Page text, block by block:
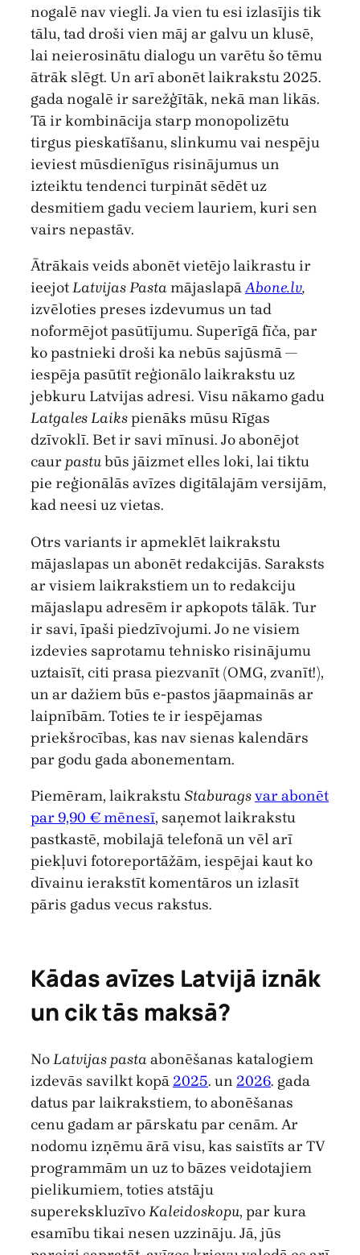
nogalē nav viegli. Ja vien tu esi izlasījis tik
tālu, tad droši vien māj ar galvu un klusē,
lai neierosinātu dialogu un varētu šo tēmu
ātrāk slēgt. Un arī abonēt laikrakstu 2025.
gada nogalē ir sarežģītāk, nekā man likās.
Tā ir kombinācija starp monopolizētu
tirgus pieskatīšanu, slinkumu vai nespēju
ieviest mūsdienīgus risinājumus un
izteiktu tendenci turpināt sēdēt uz
desmitiem gadu veciem lauriem, kuri sen
vairs nepastāv.
Ātrākais veids abonēt vietējo laikrastu ir
ieejotLatvijas Pasta mājaslapāAbone.lv,
izvēloties preses izdevumus un tad
noformējot pasūtījumu. Superīgā fīča, par
ko pastnieki droši ka nebūs sajūsmā —
iespēja pasūtīt reģionālo laikrakstu uz
jebkuru Latvijas adresi. Visu nākamo gadu
Latgales Laikspienāks mūsu Rīgas
dzīvoklī. Bet ir savi mīnusi. Jo abonējot
caur pastubūs jāizmet elles loki, lai tiktu
pie reģionālās avīzes digitālajām versijām,
kad neesi uz vietas.
Otrs variants ir apmeklēt laikrakstu
mājaslapas un abonēt redakcijās. Saraksts
ar visiem laikrakstiem un to redakciju
mājaslapu adresēm ir apkopots tālāk. Tur
ir savi, īpaši piedzīvojumi. Jo ne visiem
izdevies saprotamu tehnisko risinājumu
uztaisīt, citi prasa piezvanīt (OMG, zvanīt!),
un ar dažiem būs e-pastos jāapmainās ar
laipnībām. Toties te ir iespējamas
priekšrocības, kas nav sienas kalendārs
par godu gada abonementam.
Piemēram, laikrakstu Staburagsvar abonēt
par 9,90 € mēnesī, saņemot laikrakstu
pastkastē, mobilajā telefonā un vēl arī
piekļuvi fotoreportāžām, iespējai kaut ko
dīvainu ierakstīt komentāros un izlasīt
pāris gadus vecus rakstus.
Kādas avīzes Latvijā iznāk
un cik tās maksā?
NoLatvijas pasta abonēšanas katalogiem
izdevās savilkt kopā 2025. un 2026. gada
datus par laikrakstiem, to abonēšanas
cenu gadam ar pārskatu par cenām. Ar
nodomu izņēmu ārā visu, kas saistīts ar TV
programmām un uz to bāzes veidotajiem
pielikumiem, toties atstāju
superekskluzīvoKaleidoskopu, par kura
esamību tikai nesen uzzināju. Jā, jūs